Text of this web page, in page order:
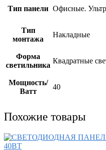
Тип панели Офисные.
Тип
монтажа
Накладные
Форма
светильника
Квадратные
Мощность/
Ватт
40
Похожие товары